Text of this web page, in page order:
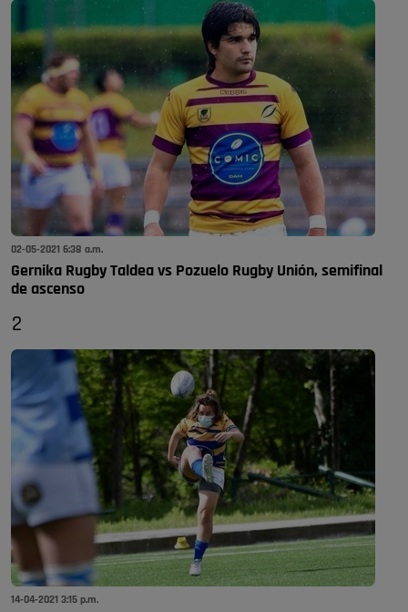
02-05-2021 6:38 a.m.
Gernika Rugby Taldea vs Pozuelo Rugby Unión, semifinal
de ascenso
2
14-04-2021 3:15 p.m.